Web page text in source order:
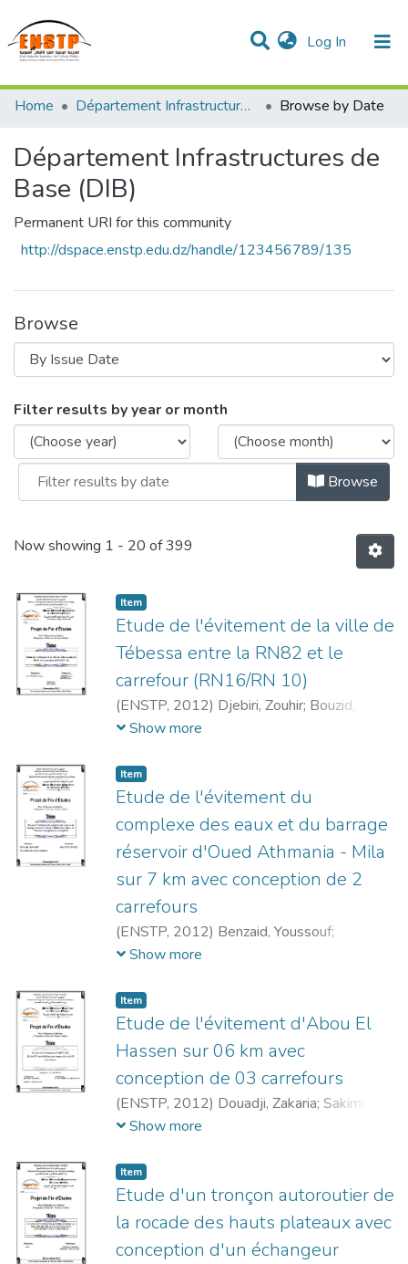
Log In (current)
DSPACE de l'École Nationale Supérieure des Travaux
Publics
Home Département Infrastructures de Base (DIB) Browse by Date
Département Infrastructures de
Base (DIB)
Permanent URI for this community
http://dspace.enstp.edu.dz/handle/123456789/135
Browse
Browsing Département Infrastructures
Filter results by year or month
Browse
Now showing 1 - 20 of 399
Item
Etude de l'évitement de la ville de
Tébessa entre la RN82 et le
carrefour (RN16/RN 10)
(ENSTP, 2012) Djebiri, Zouhir; Bouzid,
Salim;Djaalali, Ammar
Show more
Item
Etude de l'évitement du
complexe des eaux et du barrage
réservoir d'Oued Athmania - Mila
sur 7 km avec conception de 2
carrefours
(ENSTP, 2012) Benzaid, Youssouf;
Benchiheub, Zinelaabidine
Show more
Item
Etude de l'évitement d'Abou El
Hassen sur 06 km avec
conception de 03 carrefours
(ENSTP, 2012) Douadji, Zakaria; Sakimi,
Abderrazek;Boughofala, Abdelaziz
Show more
Item
Etude d'un tronçon autoroutier de
la rocade des hauts plateaux avec
conception d'un échangeur